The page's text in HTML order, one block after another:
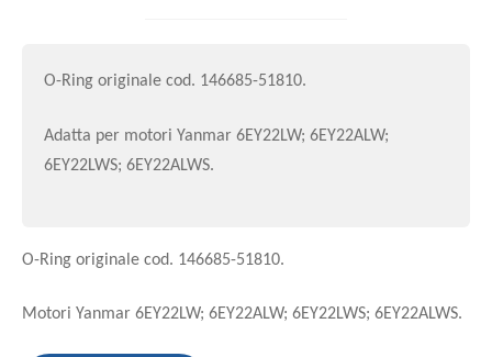
O-Ring originale cod. 146685-51810.
Adatta per motori Yanmar 6EY22LW; 6EY22ALW;
6EY22LWS; 6EY22ALWS.
O-Ring originale cod. 146685-51810.
Motori Yanmar 6EY22LW; 6EY22ALW; 6EY22LWS; 6EY22ALWS.